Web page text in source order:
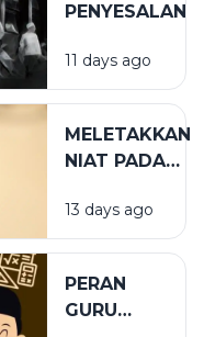
PENYESALAN
11 days ago
MELETAKKAN
NIAT PADA
YANG TEPAT
13 days ago
PERAN
GURU